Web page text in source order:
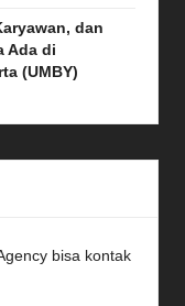
dan
Ada di
(UMBY)
bisa kontak